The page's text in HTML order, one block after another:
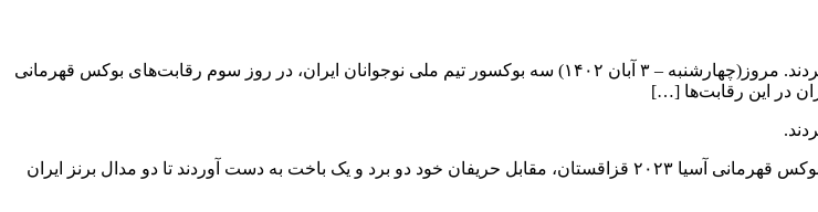
بوکسورهای تیم ملی نوجوانان ایران، ۲ مدال برنز خود در رقابت‌های قهرمانی آسیا را قطعی کردند. مروز(چهارشنبه – ۳ آبان ۱۴۰۲) سه بوکسور تیم ملی نوجوانان ایران، در روز سوم رقابت‌های بوکس قهرمانی
مروز(چهارشنبه – ۳ آبان ۱۴۰۲) سه بوکسور تیم ملی نوجوانان ایران، در روز سوم رقابت‌های بوکس قهرمانی آسیا ۲۰۲۳ قزاقستان، مقابل حریفان خود دو برد و یک باخت به دست آوردند تا دو مدال برنز ایران